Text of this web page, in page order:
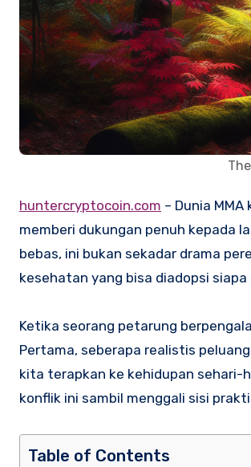
huntercryptocoin.com – Dunia
memberi dukungan penuh kepada
bebas, ini bukan sekadar drama
kesehatan yang bisa diadopsi
Ketika seorang petarung
Pertama, seberapa realistis
kita terapkan ke kehidupan sehari-
konflik ini sambil menggali sisi
Table of Contents